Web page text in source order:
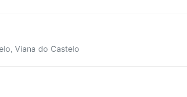
Viana do Castelo